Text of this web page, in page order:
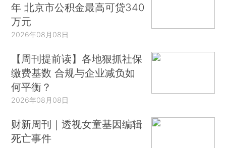
年 北京市公积金最高可贷340
万元
2026年08月08日
【周刊提前读】各地狠抓社保
缴费基数 合规与企业减负如
何平衡？
2026年08月08日
财新周刊｜透视女童基因编辑
死亡事件